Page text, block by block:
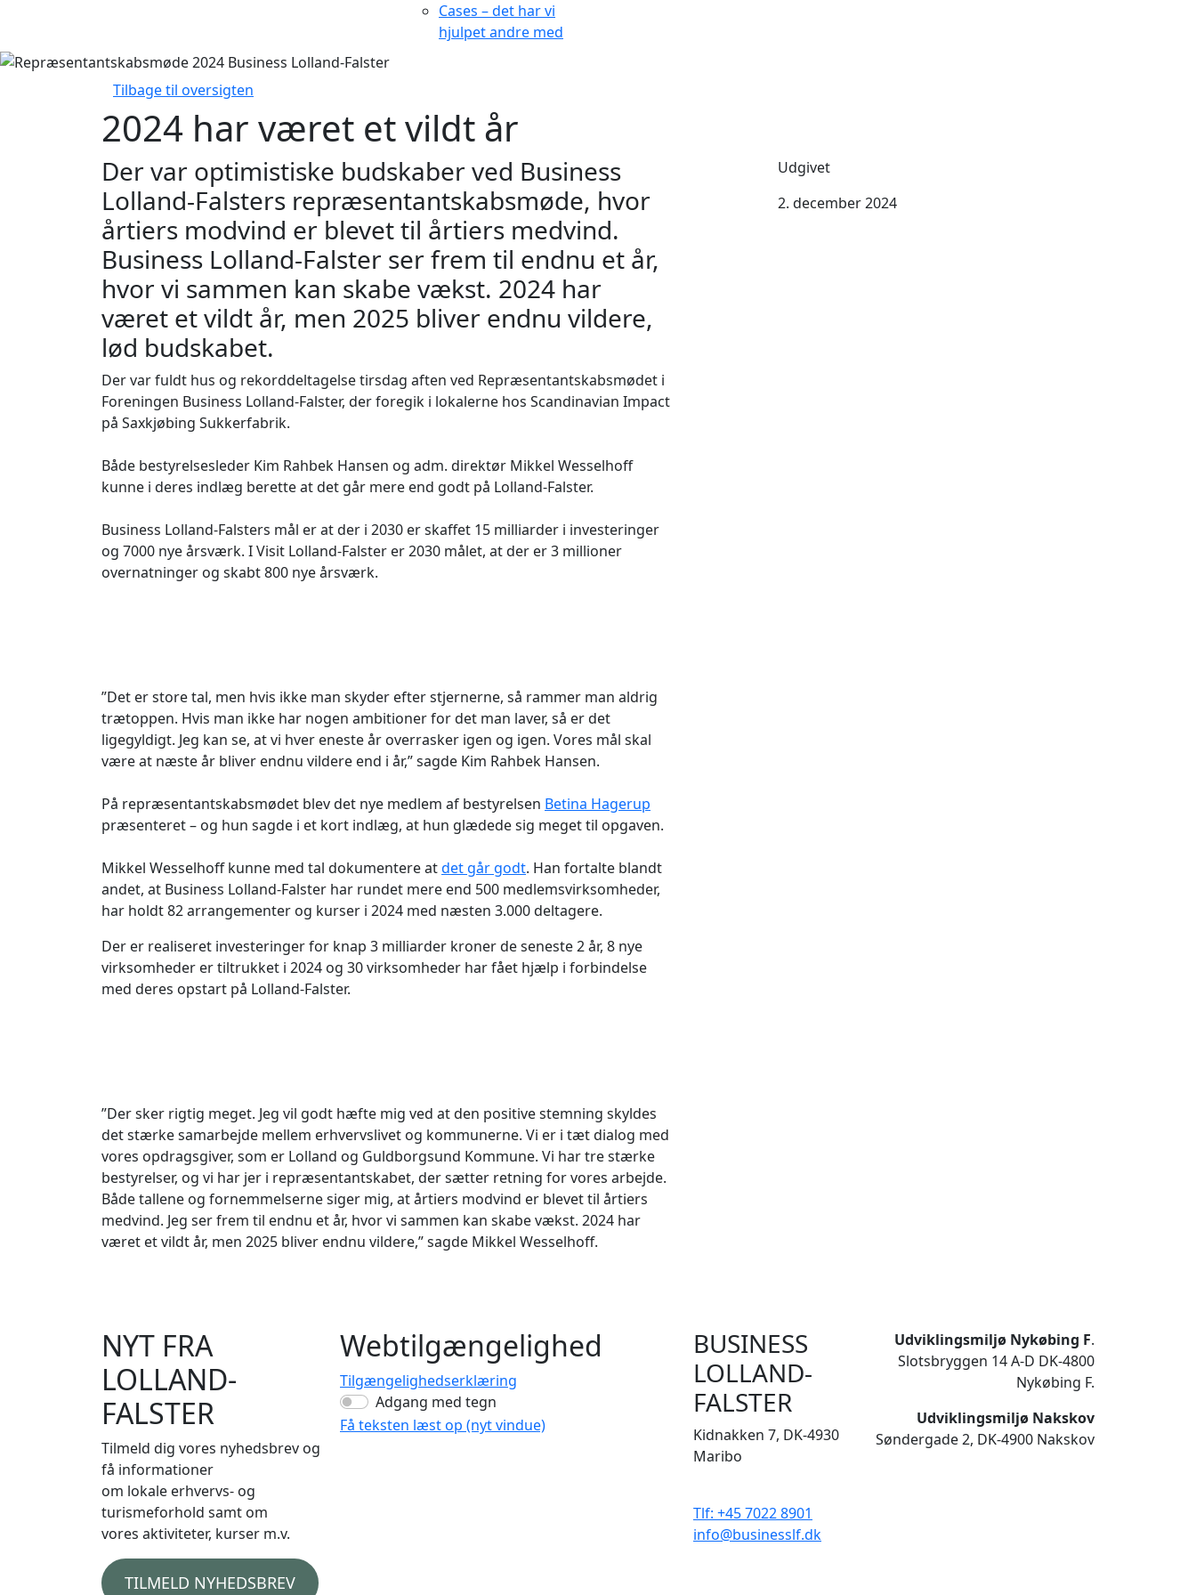
Cases – det har vi
hjulpet andre med
Tilbage til oversigten
2024 har været et vildt år
Der var optimistiske budskaber ved Business
Lolland-Falsters repræsentantskabsmøde, hvor
årtiers modvind er blevet til årtiers medvind.
Business Lolland-Falster ser frem til endnu et år,
hvor vi sammen kan skabe vækst. 2024 har
været et vildt år, men 2025 bliver endnu vildere,
lød budskabet.
Der var fuldt hus og rekorddeltagelse tirsdag aften ved Repræsentantskabsmødet i
Foreningen Business Lolland-Falster, der foregik i lokalerne hos Scandinavian Impact
på Saxkjøbing Sukkerfabrik.
Både bestyrelsesleder Kim Rahbek Hansen og adm. direktør Mikkel Wesselhoff
kunne i deres indlæg berette at det går mere end godt på Lolland-Falster.
Business Lolland-Falsters mål er at der i 2030 er skaffet 15 milliarder i investeringer
og 7000 nye årsværk. I Visit Lolland-Falster er 2030 målet, at der er 3 millioner
overnatninger og skabt 800 nye årsværk.
”Det er store tal, men hvis ikke man skyder efter stjernerne, så rammer man aldrig
trætoppen. Hvis man ikke har nogen ambitioner for det man laver, så er det
ligegyldigt. Jeg kan se, at vi hver eneste år overrasker igen og igen. Vores mål skal
være at næste år bliver endnu vildere end i år,” sagde Kim Rahbek Hansen.
På repræsentantskabsmødet blev det nye medlem af bestyrelsen Betina Hagerup
præsenteret – og hun sagde i et kort indlæg, at hun glædede sig meget til opgaven.
Mikkel Wesselhoff kunne med tal dokumentere atdet går godt. Han fortalte blandt
andet, at Business Lolland-Falster har rundet mere end 500 medlemsvirksomheder,
har holdt 82 arrangementer og kurser i 2024 med næsten 3.000 deltagere.
Der er realiseret investeringer for knap 3 milliarder kroner de seneste 2 år, 8 nye
virksomheder er tiltrukket i 2024 og 30 virksomheder har fået hjælp i forbindelse
med deres opstart på Lolland-Falster.
”Der sker rigtig meget. Jeg vil godt hæfte mig ved at den positive stemning skyldes
det stærke samarbejde mellem erhvervslivet og kommunerne. Vi er i tæt dialog med
vores opdragsgiver, som er Lolland og Guldborgsund Kommune. Vi har tre stærke
bestyrelser, og vi har jer i repræsentantskabet, der sætter retning for vores arbejde.
Både tallene og fornemmelserne siger mig, at årtiers modvind er blevet til årtiers
medvind. Jeg ser frem til endnu et år, hvor vi sammen kan skabe vækst. 2024 har
været et vildt år, men 2025 bliver endnu vildere,” sagde Mikkel Wesselhoff.
Udgivet
2. december 2024
NYT FRA
LOLLAND-
FALSTER
Tilmeld dig vores nyhedsbrev og
få informationer
om lokale erhvervs- og
turismeforhold samt om
vores aktiviteter, kurser m.v.
TILMELD NYHEDSBREV
Webtilgængelighed
Tilgængelighedserklæring
Adgang med tegn
Få teksten læst op (nyt vindue)
BUSINESS
LOLLAND-
FALSTER
Kidnakken 7, DK-4930
Maribo
Tlf: +45 7022 8901
info@businesslf.dk
Udviklingsmiljø Nykøbing F.
Slotsbryggen 14 A-D DK-4800
Nykøbing F.
Udviklingsmiljø Nakskov
Søndergade 2, DK-4900 Nakskov